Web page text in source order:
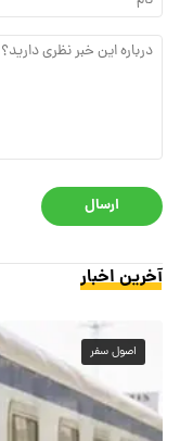
ارسال
آخرین اخبار
اصول سفر